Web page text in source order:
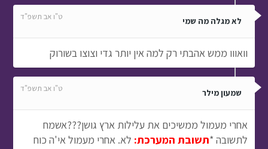
לא מגלה מה שמי ט"ו אב תשפ"ד
וואווו ממש אהבתי רק למה אין יותר גדי וצוצו בשורוק
שמעון מילר ט"ו אב תשפ"ד
אחרי מעמול ממשיכים את עלילות ארץ גושן???אשמח
לתשובה *תשובת המערכת: לא. אחרי מעמול אי'ה כוח